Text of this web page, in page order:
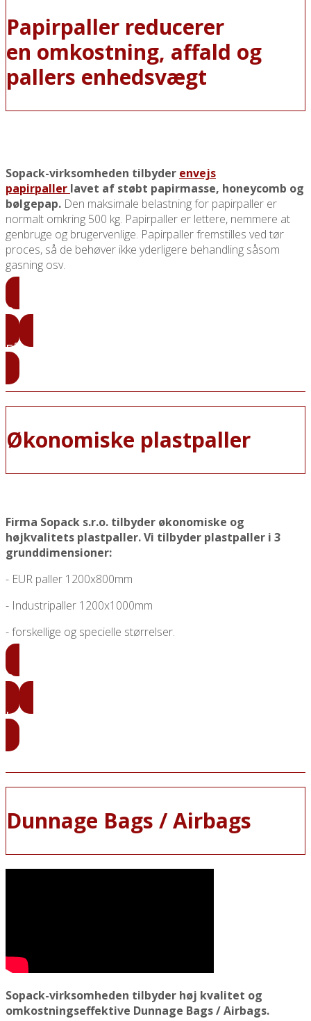
Papirpaller reducerer
en omkostning, affald og
pallers enhedsvægt
Sopack-virksomheden tilbyder envejs
papirpaller lavet af støbt papirmasse, honeycomb og
bølgepap. Den maksimale belastning for papirpaller er
normalt omkring 500 kg. Papirpaller er lettere, nemmere at
genbruge og brugervenlige. Papirpaller fremstilles ved tør
proces, så de behøver ikke yderligere behandling såsom
gasning osv.
Priser på papirpaller
Få vores prøver
Økonomiske plastpaller
Firma Sopack s.r.o. tilbyder økonomiske og
højkvalitets plastpaller. Vi tilbyder plastpaller i 3
grunddimensioner:
- EUR paller 1200x800mm
- Industripaller 1200x1000mm
- forskellige og specielle størrelser.
Prissætning af plastikpaller
Læs mere
Dunnage Bags / Airbags
Sopack-virksomheden tilbyder høj kvalitet og
omkostningseffektive Dunnage Bags / Airbags.